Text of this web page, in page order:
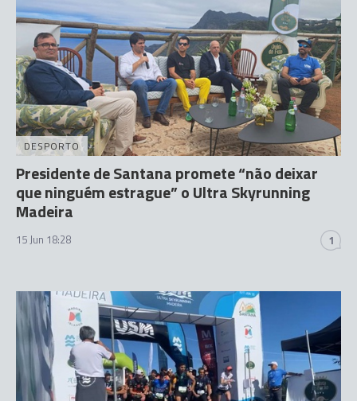
DESPORTO
Presidente de Santana promete “não deixar
que ninguém estrague” o Ultra Skyrunning
Madeira
15 Jun 18:28 1